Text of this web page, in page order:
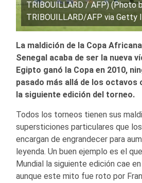
TRIBOUILLARD / AFP) (Photo
TRIBOUILLARD/AFP via Getty
La maldición de la Copa
Senegal acaba de ser la nueva
Egipto ganó la Copa en 2010,
pasado más allá de los octavos
la siguiente edición del torneo.
Todos los torneos tienen sus
supersticiones particulares que
encargan de engrandecer para
leyenda. Un buen ejemplo es el
Mundial la siguiente edición cae
aunque este mito fue roto por